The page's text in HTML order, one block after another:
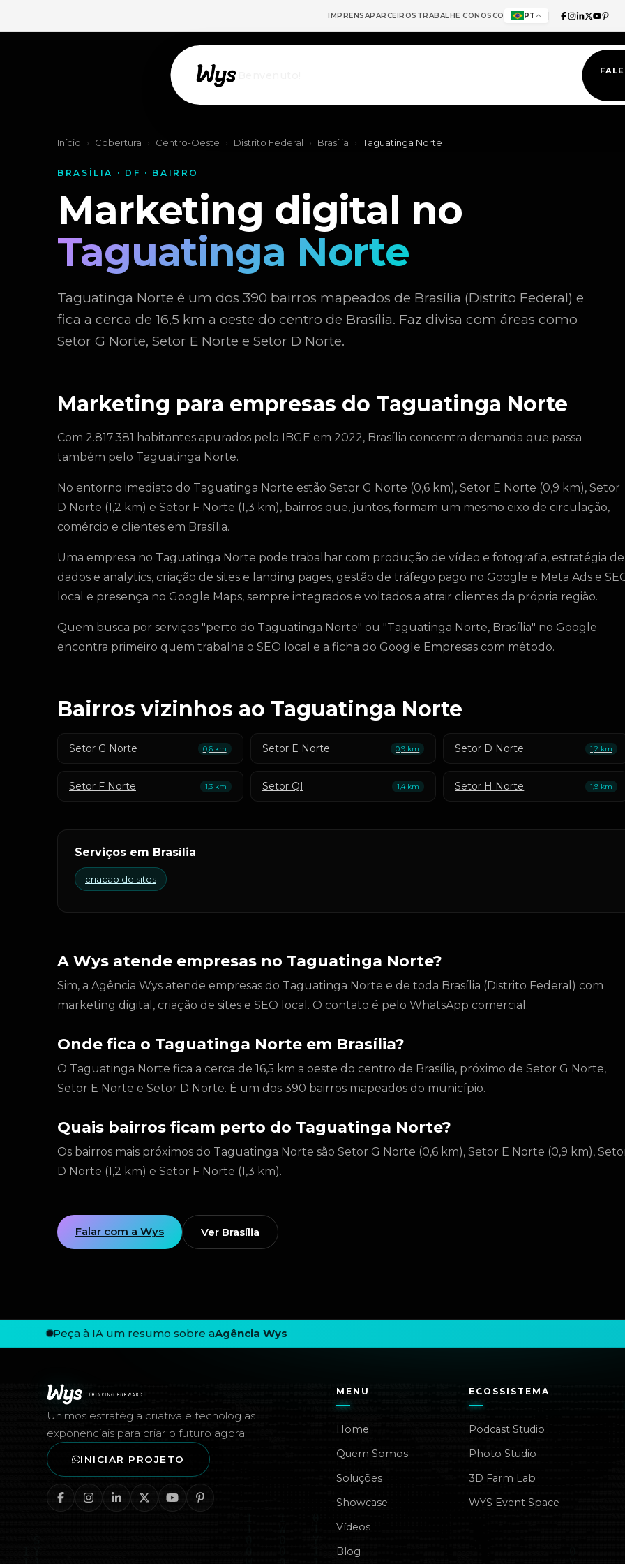
IMPRENSAPARCEIROS TRABALHE CONOSCO PT
Início › Cobertura › Centro-Oeste › Distrito Federal › Brasília › Taguatinga Norte
BRASÍLIA · DF · BAIRRO
Marketing digital no
Taguatinga Norte
Taguatinga Norte é um dos 390 bairros mapeados de Brasília (Distrito Federal) e
fica a cerca de 16,5 km a oeste do centro de Brasília. Faz divisa com áreas como
Setor G Norte, Setor E Norte e Setor D Norte.
Marketing para empresas do Taguatinga Norte
Com 2.817.381 habitantes apurados pelo IBGE em 2022, Brasília concentra demanda que passa
também pelo Taguatinga Norte.
No entorno imediato do Taguatinga Norte estão Setor G Norte (0,6 km), Setor E Norte (0,9 km), Setor
D Norte (1,2 km) e Setor F Norte (1,3 km), bairros que, juntos, formam um mesmo eixo de circulação,
comércio e clientes em Brasília.
Uma empresa no Taguatinga Norte pode trabalhar com produção de vídeo e fotografia, estratégia de
dados e analytics, criação de sites e landing pages, gestão de tráfego pago no Google e Meta Ads e
local e presença no Google Maps, sempre integrados e voltados a atrair clientes da própria região.
Quem busca por serviços "perto do Taguatinga Norte" ou "Taguatinga Norte, Brasília" no Google
encontra primeiro quem trabalha o SEO local e a ficha do Google Empresas com método.
Bairros vizinhos ao Taguatinga Norte
Setor G Norte 0,6 km Setor E Norte 0,9 km Setor D Norte 1,2 km
Setor F Norte 1,3 km Setor QI 1,4 km Setor H Norte 1,9 km
Serviços em Brasília
criacao de sites
A Wys atende empresas no Taguatinga Norte?
Sim, a Agência Wys atende empresas do Taguatinga Norte e de toda Brasília (Distrito Federal) com
marketing digital, criação de sites e SEO local. O contato é pelo WhatsApp comercial.
Onde fica o Taguatinga Norte em Brasília?
O Taguatinga Norte fica a cerca de 16,5 km a oeste do centro de Brasília, próximo de Setor G Norte,
Setor E Norte e Setor D Norte. É um dos 390 bairros mapeados do município.
Quais bairros ficam perto do Taguatinga Norte?
Os bairros mais próximos do Taguatinga Norte são Setor G Norte (0,6 km), Setor E Norte (0,9 km),
D Norte (1,2 km) e Setor F Norte (1,3 km).
Falar com a Wys Ver Brasília
Rodapé — Agência Wys
Peça à IA um resumo sobre aAgência Wys
Unimos estratégia criativa e tecnologias
exponenciais para criar o futuro agora.
INICIAR PROJETO
MENU
Home
Quem Somos
Soluções
Showcase
Vídeos
Blog
ECOSSISTEMA
Podcast Studio
Photo Studio
3D Farm Lab
WYS Event Space